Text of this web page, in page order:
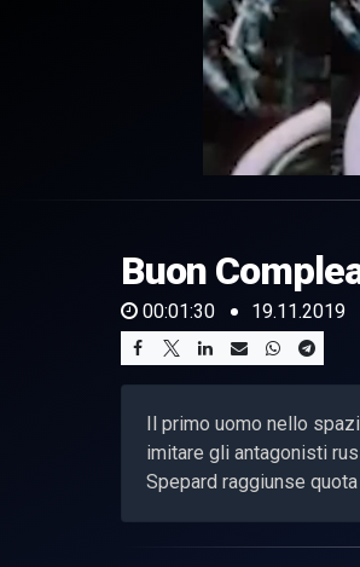
of
30
secondsVolume
0%
Buon
00:01:30 19.11.2019
Il primo uomo nello
imitare gli antagonisti
Spepard raggiunse